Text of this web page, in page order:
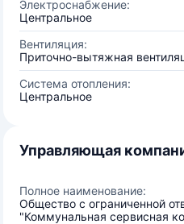
Электроснабжение:
Центральное
Вентиляция:
Приточно-вытяжная
Система отопления:
Центральное
Управляющая
Полное наименование:
Общество с ограниченной
"Коммунальная сервисная